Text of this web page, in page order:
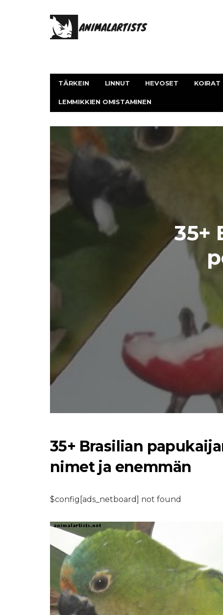
TÄRKEIN LINNUT HEVOSET KOIRAT
LEMMIKKIEN OMISTAMINEN
35+
35+ Brasilian
nimet ja enemmän
$config[ads_netboard] not found
Kuinka aloittaa ja
nostaa takapihan
kanoja: Säätiön
rakentaminen